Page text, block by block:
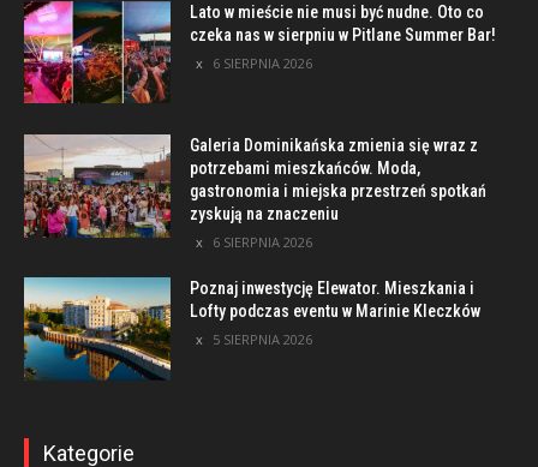
Lato w mieście nie musi być nudne. Oto co
czeka nas w sierpniu w Pitlane Summer Bar!
6 SIERPNIA 2026
Galeria Dominikańska zmienia się wraz z
potrzebami mieszkańców. Moda,
gastronomia i miejska przestrzeń spotkań
zyskują na znaczeniu
6 SIERPNIA 2026
Poznaj inwestycję Elewator. Mieszkania i
Lofty podczas eventu w Marinie Kleczków
5 SIERPNIA 2026
Kategorie